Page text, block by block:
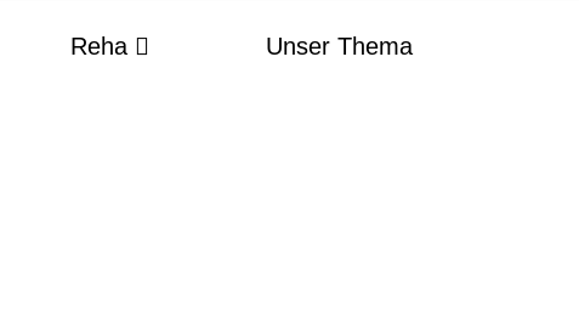
Reha Unser Thema